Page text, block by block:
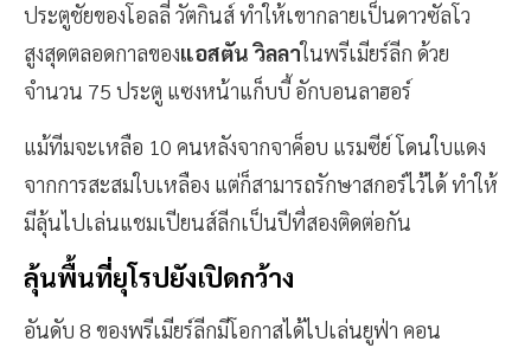
ประตูชัยของโอลลี่ วัตกินส์ ทำให้เขากลายเป็นดาวซัลโว
สูงสุดตลอดกาลของแอสตัน วิลลาในพรีเมียร์ลีก ด้วย
จำนวน 75 ประตู แซงหน้าแก็บบี้ อักบอนลาฮอร์
แม้ทีมจะเหลือ 10 คนหลังจากจาค็อบ แรมซีย์ โดนใบแดง
จากการสะสมใบเหลือง แต่ก็สามารถรักษาสกอร์ไว้ได้ ทำให้
มีลุ้นไปเล่นแชมเปียนส์ลีกเป็นปีที่สองติดต่อกัน
ลุ้นพื้นที่ยุโรปยังเปิดกว้าง
อันดับ 8 ของพรีเมียร์ลีกมีโอกาสได้ไปเล่นยูฟ่า คอน